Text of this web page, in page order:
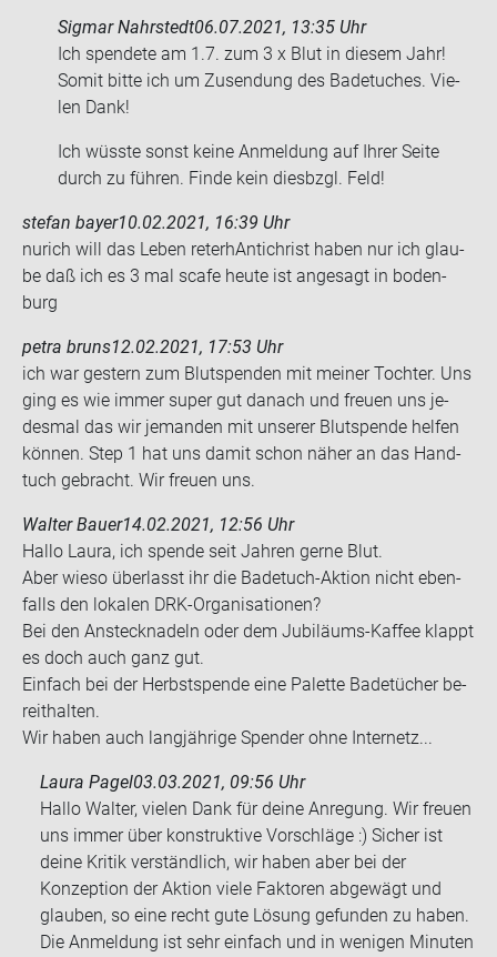
Sigmar Nahrstedt06.07.2021, 13:35 Uhr
Ich spen­de­te am 1.7. zum 3 x Blut in die­sem Jahr!
Somit bitte ich um Zu­sen­dung des Ba­de­tu­ches. Vie­
len Dank!
Ich wüss­te sonst keine An­mel­dung auf Ihrer Seite
durch zu füh­ren. Finde kein dies­bzgl. Feld!
stefan bayer10.02.2021, 16:39 Uhr
nurich will das Leben re­ter­hAn­ti­christ haben nur ich glau­
be daß ich es 3 mal scafe heute ist an­ge­sagt in bo­den­
burg
petra bruns12.02.2021, 17:53 Uhr
ich war ges­tern zum Blut­spen­den mit mei­ner Toch­ter. Uns
ging es wie immer super gut da­nach und freu­en uns je­
des­mal das wir je­man­den mit un­se­rer Blut­spen­de hel­fen
kön­nen. Step 1 hat uns damit schon näher an das Hand­
tuch ge­bracht. Wir freu­en uns.
Walter Bauer14.02.2021, 12:56 Uhr
Hallo Laura, ich spen­de seit Jah­ren gerne Blut.
Aber wieso über­lasst ihr die Badetuch-​Aktion nicht eben­
falls den lo­ka­len DRK-​Organisationen?
Bei den An­steck­na­deln oder dem Jubiläums-​Kaffee klappt
es doch auch ganz gut.
Ein­fach bei der Herbst­spen­de eine Pa­let­te Ba­de­tü­cher be­
reit­hal­ten.
Wir haben auch lang­jäh­ri­ge Spen­der ohne In­ter­netz...
Laura Pagel03.03.2021, 09:56 Uhr
Hallo Walter, vielen Dank für deine Anregung. Wir freuen
uns immer über konstruktive Vorschläge :) Sicher ist
deine Kritik verständlich, wir haben aber bei der
Konzeption der Aktion viele Faktoren abgewägt und
glauben, so eine recht gute Lösung gefunden zu haben.
Die Anmeldung ist sehr einfach und in wenigen Minuten